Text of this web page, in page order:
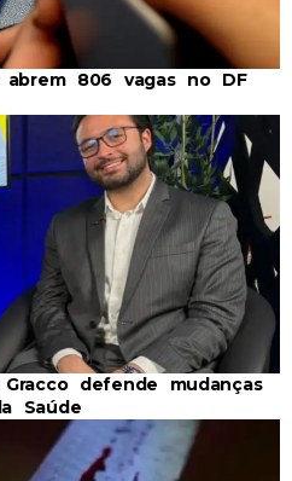
abrem 806 vagas no DF
defende mudanças
Saúde